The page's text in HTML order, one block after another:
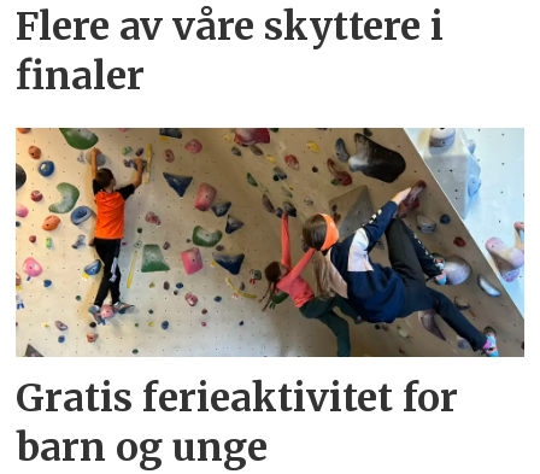
Flere av våre skyttere i
finaler
Gratis ferieaktivitet for
barn og unge